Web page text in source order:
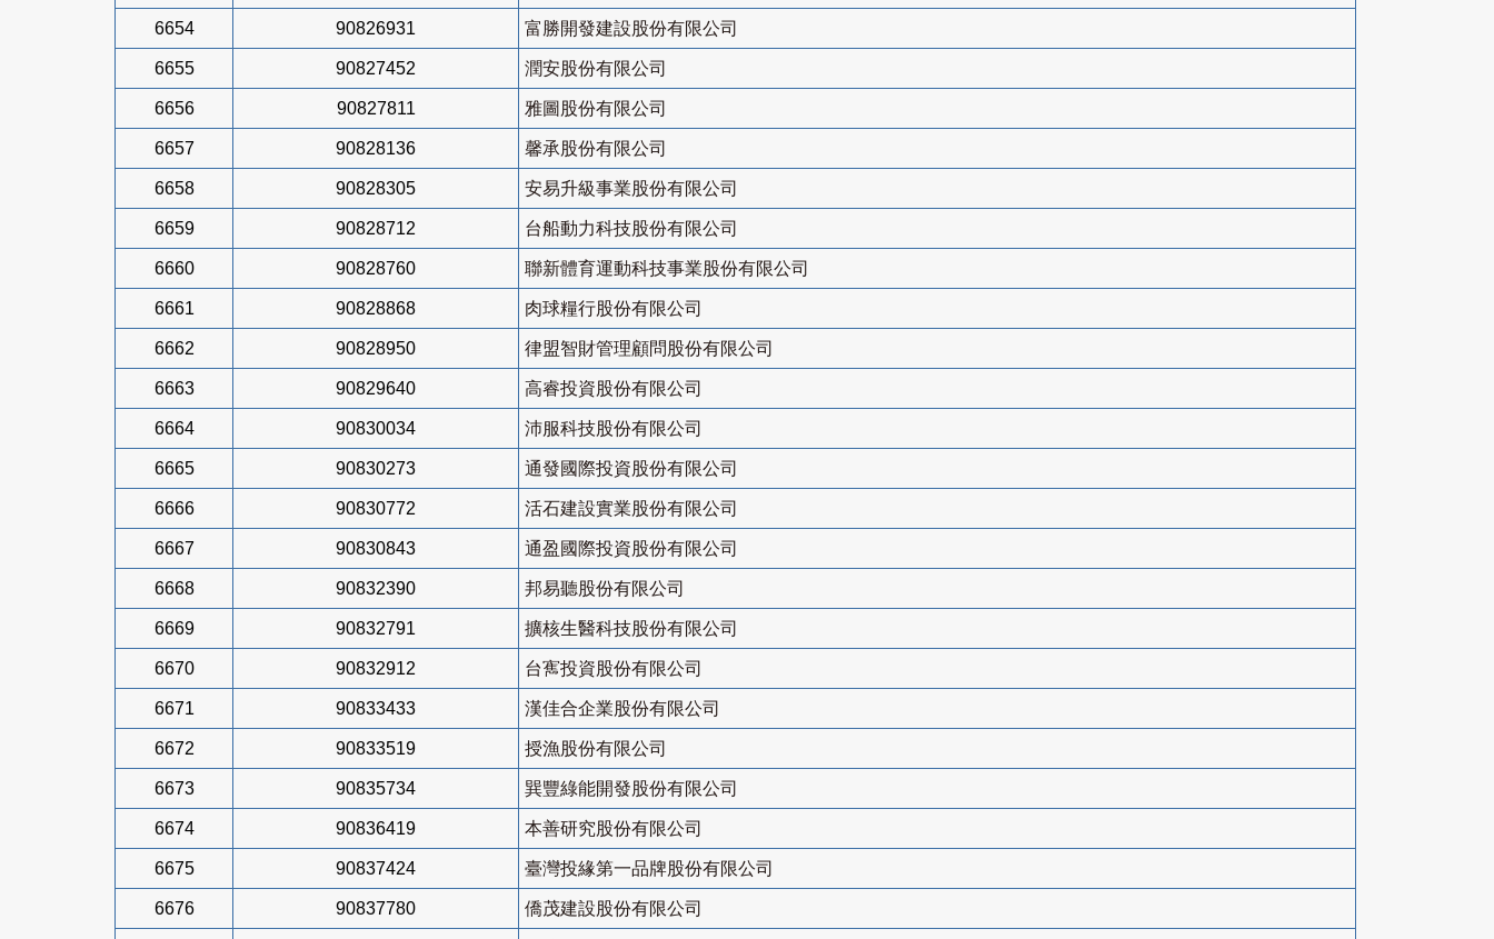
6654 90826931 富勝開發建設股份有限公司
6655 90827452 潤安股份有限公司
6656 90827811 雅圖股份有限公司
6657 90828136 馨承股份有限公司
6658 90828305 安易升級事業股份有限公司
6659 90828712 台船動力科技股份有限公司
6660 90828760 聯新體育運動科技事業股份有限公司
6661 90828868 肉球糧行股份有限公司
6662 90828950 律盟智財管理顧問股份有限公司
6663 90829640 高睿投資股份有限公司
6664 90830034 沛服科技股份有限公司
6665 90830273 通發國際投資股份有限公司
6666 90830772 活石建設實業股份有限公司
6667 90830843 通盈國際投資股份有限公司
6668 90832390 邦易聽股份有限公司
6669 90832791 擴核生醫科技股份有限公司
6670 90832912 台寯投資股份有限公司
6671 90833433 漢佳合企業股份有限公司
6672 90833519 授漁股份有限公司
6673 90835734 巽豐綠能開發股份有限公司
6674 90836419 本善研究股份有限公司
6675 90837424 臺灣投緣第一品牌股份有限公司
6676 90837780 僑茂建設股份有限公司